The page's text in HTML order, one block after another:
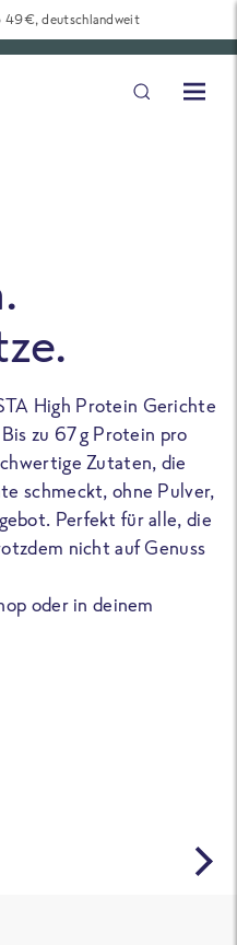
49€, deutschlandweit
High Protein Gerichte
zu 67 g Protein pro
Zutaten, die
schmeckt, ohne Pulver,
Perfekt für alle, die
nicht auf Genuss
oder in deinem